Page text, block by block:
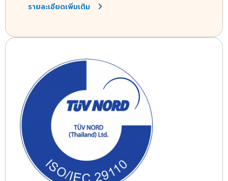
รายละเอียดเพิ่มเติม